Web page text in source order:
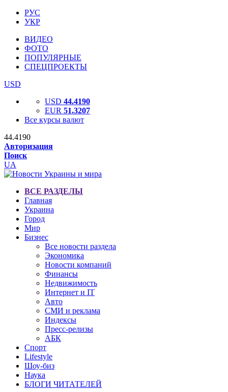
РУС
УКР
ВИДЕО
ФОТО
ПОПУЛЯРНЫЕ
СПЕЦПРОЕКТЫ
USD
USD 44.4190
EUR 51.3207
Все курсы валют
44.4190
Авторизация
Поиск
UA
ВСЕ РАЗДЕЛЫ
Главная
Украина
Город
Мир
Бизнес
Все новости раздела
Экономика
Новости компаний
Финансы
Недвижимость
Интернет и IT
Авто
СМИ и реклама
Индексы
Пресс-релизы
АБК
Спорт
Lifestyle
Шоу-биз
Наука
БЛОГИ ЧИТАТЕЛЕЙ